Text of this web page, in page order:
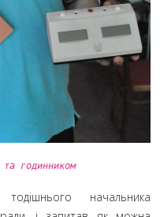
годинником
начальника